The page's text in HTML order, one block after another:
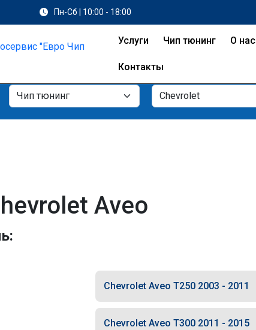
Пн-Сб | 10:00 - 18:00
Услуги Чип тюнинг О нас
Контакты
Aveo
Chevrolet Aveo T250 2003 - 2011
Chevrolet Aveo T300 2011 - 2015